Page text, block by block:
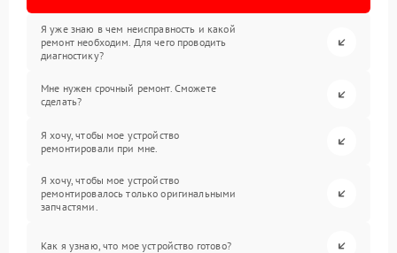
Я уже знаю в чем неисправность и какой
ремонт необходим. Для чего проводить
диагностику?
Мне нужен срочный ремонт. Сможете
сделать?
Я хочу, чтобы мое устройство
ремонтировали при мне.
Я хочу, чтобы мое устройство
ремонтировалось только оригинальными
запчастями.
Как я узнаю, что мое устройство готово?